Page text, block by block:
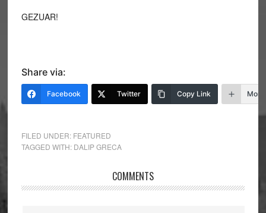
GEZUAR!
Share via:
Facebook Twitter Copy Link More
FILED UNDER: FEATURED
TAGGED WITH: DALIP GRECA
COMMENTS